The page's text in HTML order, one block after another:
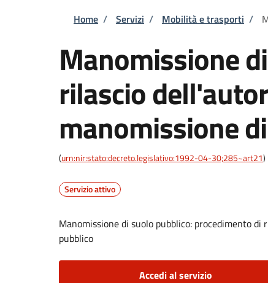
Briciole di pane
Home / Servizi / Mobilità e trasporti /
Manomissione
rilascio
manomissione
(urn:nir:stato:decreto.legislativo:1992-04-30;285~art21)
Servizio attivo
Manomissione di suolo pubblico: procedimento
pubblico
Accedi al servizio